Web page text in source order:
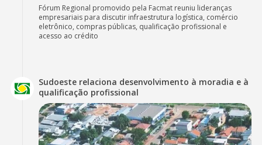
Fórum Regional promovido pela Facmat reuniu lideranças
empresariais para discutir infraestrutura logística, comércio
eletrônico, compras públicas, qualificação profissional e
acesso ao crédito
Sudoeste relaciona desenvolvimento à moradia e à
qualificação profissional